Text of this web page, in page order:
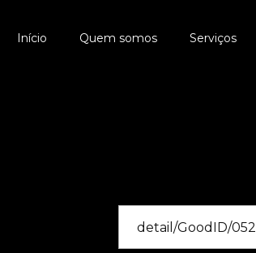
Início Quem somos Serviços